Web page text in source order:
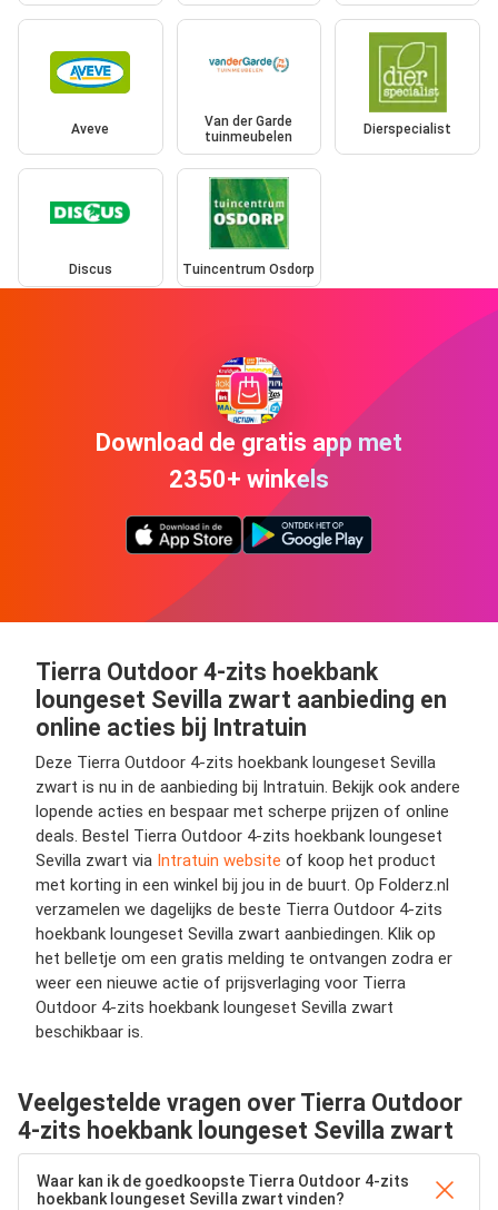
Aveve
Van der Garde
tuinmeubelen
Dierspecialist
Discus Tuincentrum Osdorp
Download de gratis app met
2350+ winkels
Tierra Outdoor 4-zits hoekbank
loungeset Sevilla zwart aanbieding en
online acties bij Intratuin
Deze Tierra Outdoor 4-zits hoekbank loungeset Sevilla
zwart is nu in de aanbieding bij Intratuin. Bekijk ook andere
lopende acties en bespaar met scherpe prijzen of online
deals. Bestel Tierra Outdoor 4-zits hoekbank loungeset
Sevilla zwart via Intratuin website of koop het product
met korting in een winkel bij jou in de buurt. Op Folderz.nl
verzamelen we dagelijks de beste Tierra Outdoor 4-zits
hoekbank loungeset Sevilla zwart aanbiedingen. Klik op
het belletje om een gratis melding te ontvangen zodra er
weer een nieuwe actie of prijsverlaging voor Tierra
Outdoor 4-zits hoekbank loungeset Sevilla zwart
beschikbaar is.
Veelgestelde vragen over Tierra Outdoor
4-zits hoekbank loungeset Sevilla zwart
Waar kan ik de goedkoopste Tierra Outdoor 4-zits
hoekbank loungeset Sevilla zwart vinden?